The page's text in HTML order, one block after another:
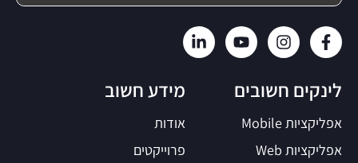
מידע חשוב
אודות
פרוייקטים
לינקים חשובים
אפליקציות Mobile
אפליקציות Web